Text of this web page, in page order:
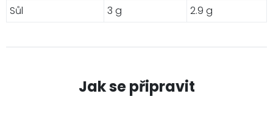
Sůl
3 g 2.9 g
Jak se připravit